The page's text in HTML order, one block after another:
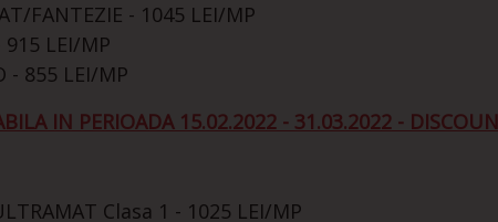
FANTEZIE - 1045 LEI/MP
915 LEI/MP
- 855 LEI/MP
IN PERIOADA 15.02.2022 - 31.03.2022 -
Clasa 1 - 1025 LEI/MP